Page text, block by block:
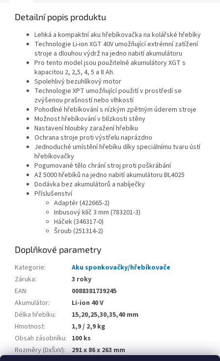
Detailní popis produktu
Lehká a kompaktní aku hřebíkovačka na kolářské hřebíky
Technologie Li-ion XGT 40V umožňující extrémní zatížení
stroje a dlouhou výdrž na jedno nabití akumulátoru
Pro tento model jsou použitelné akumulátory XGT s
kapacitou 2, 2,5, 4, 5 a 8 Ah.
Spolehlivý bezuhlíkový motor
Technologie XPT umožňující použití v prostředí se
zvýšenou prašností nebo vlhkostí
Pohodlné hřebíkování s nízkým zpětným úderem stroje
Možnost hřebíkování v blízkosti stěny
Nastavení hloubky zaražení hřebíku
Ochrana stroje proti výstřelu naprázdno
Jednoduché umístění hřebíku díky speciálnímu tvaru ústí
hřebíkovačky
Pogumované tělo chrání stroj proti poškrábání
Až 5000 hřebíků na jedno nabití akumulátoru BL4025
Dodávka bez akumulátorů a nabíječky
Příslušenství
Adaptér (422665-2)
Inbusový klíč 3 mm (783201-3)
Háček (346317-0)
Šroub (251314-2)
Doplňkové parametry
Kategorie:
Aku sponkovačky/hřebíkovače
Záruka:
3 roky
EAN:
0088381739245
Akumulátor:
Li-ion 40 V
Délka hřebíku:
15,20,25,30,35,40 mm
Hmotnost:
1,9 / 2,9 kg
Obsah zásobníku: 100 ks
Rozměry (DxŠxV):
291 x 86 x 263 mm